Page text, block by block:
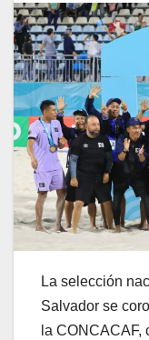
La selección
Salvador se
la CONCACAF,